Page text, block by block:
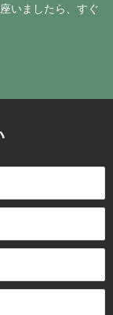
いましたら、すぐ